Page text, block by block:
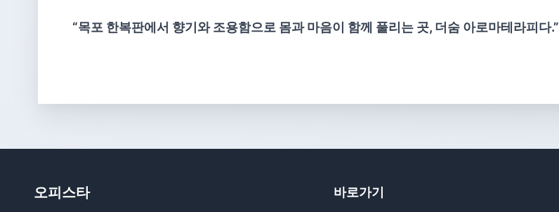
“목포 한복판에서 향기와 조용함으로 몸과 마음이 함께 풀리는 곳, 더숨 아로마테라피다.”
오피스타 바로가기